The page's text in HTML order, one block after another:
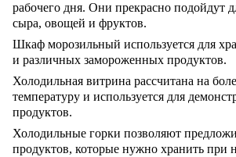
рабочего дня. Они прекрасно подойдут
сыра, овощей и фруктов.
Шкаф морозильный используется для
и различных замороженных продуктов.
Холодильная витрина рассчитана на
температуру и используется для
продуктов.
Холодильные горки позволяют
продуктов, которые нужно хранить при